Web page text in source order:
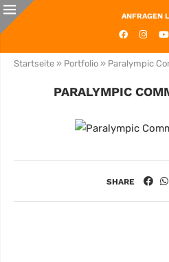
ANFRAGEN
Startseite » Portfolio » Paralympic
PARALYMPIC
SHARE